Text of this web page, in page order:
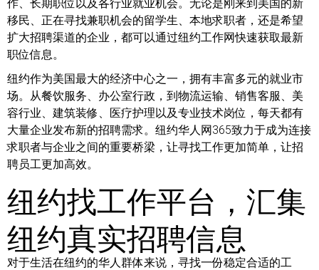
作、长期职位以及各行业就业机会。无论是刚来到美国的新
移民、正在寻找兼职机会的留学生、本地求职者，还是希望
扩大招聘渠道的企业，都可以通过纽约工作网快速获取最新
职位信息。
纽约作为美国最大的经济中心之一，拥有丰富多元的就业市
场。从餐饮服务、办公室行政，到物流运输、销售客服、美
容行业、建筑装修、医疗护理以及专业技术岗位，每天都有
大量企业发布新的招聘需求。纽约华人网365致力于成为连接
求职者与企业之间的重要桥梁，让寻找工作更加简单，让招
聘员工更加高效。
纽约找工作平台，汇集
纽约真实招聘信息
对于生活在纽约的华人群体来说，寻找一份稳定合适的工